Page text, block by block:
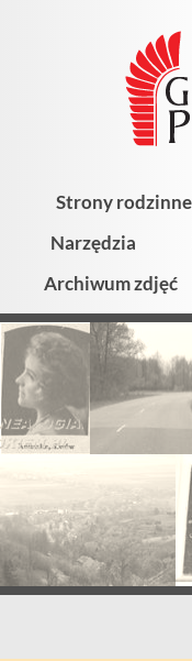
Strony rodzinne
Narzędzia
Archiwum zdjęć